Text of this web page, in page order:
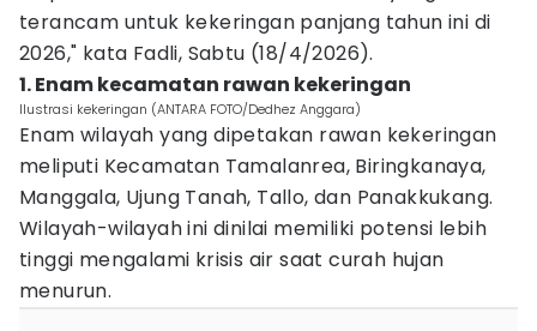
terancam untuk kekeringan panjang tahun ini di
2026," kata Fadli, Sabtu (18/4/2026).
1. Enam kecamatan rawan kekeringan
Ilustrasi kekeringan (ANTARA FOTO/Dedhez Anggara)
Enam wilayah yang dipetakan rawan kekeringan
meliputi Kecamatan Tamalanrea, Biringkanaya,
Manggala, Ujung Tanah, Tallo, dan Panakkukang.
Wilayah-wilayah ini dinilai memiliki potensi lebih
tinggi mengalami krisis air saat curah hujan
menurun.